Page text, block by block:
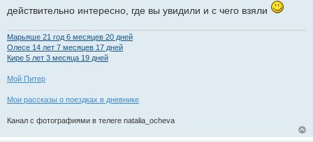
действительно интересно, где вы увидили и с чего взяли
Марьяше 21 год 6 месяцев 20 дней
Олесе 14 лет 7 месяцев 17 дней
Кире 5 лет 3 месяца 19 дней
Мой Питер
Мои рассказы о поездках в дневнике
Канал с фотографиями в телеге natalia_ocheva